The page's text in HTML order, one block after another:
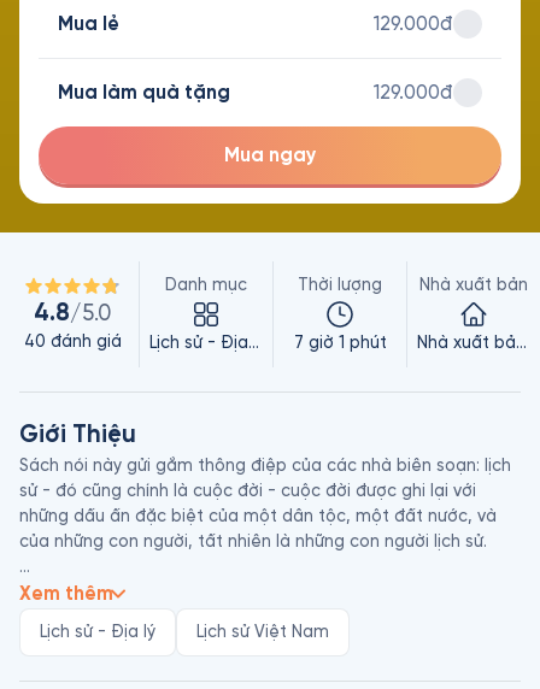
Mua lẻ 129.000đ
Mua làm quà tặng 129.000đ
Mua ngay
4.8/5.0
40 đánh giá
Danh mục
Lịch sử - Địa lý
Thời lượng
7 giờ 1 phút
Nhà xuất bản
Nhà xuất bản Kim Đồng
Giới Thiệu
Sách nói này gửi gắm thông điệp của các nhà biên soạn: lịch
sử - đó cũng chính là cuộc đời - cuộc đời được ghi lại với
những dấu ấn đặc biệt của một dân tộc, một đất nước, và
của những con người, tất nhiên là những con người lịch sử.
Không giống như một thao tác phác thảo lại lịch sử như vẫn
rung động đầy cảm xúc nơi người đọc: lòng tự hào truyền
Xem thêm
Lịch sử - Địa lý Lịch sử Việt Nam